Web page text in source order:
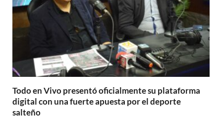
Todo en Vivo presentó oficialmente su plataforma
digital con una fuerte apuesta por el deporte
salteño